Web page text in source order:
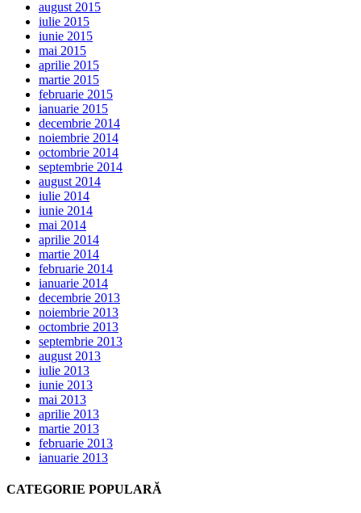
august 2015
iulie 2015
iunie 2015
mai 2015
aprilie 2015
martie 2015
februarie 2015
ianuarie 2015
decembrie 2014
noiembrie 2014
octombrie 2014
septembrie 2014
august 2014
iulie 2014
iunie 2014
mai 2014
aprilie 2014
martie 2014
februarie 2014
ianuarie 2014
decembrie 2013
noiembrie 2013
octombrie 2013
septembrie 2013
august 2013
iulie 2013
iunie 2013
mai 2013
aprilie 2013
martie 2013
februarie 2013
ianuarie 2013
CATEGORIE POPULARĂ